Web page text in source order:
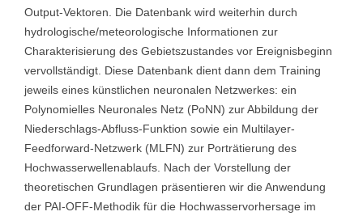
Output-Vektoren. Die Datenbank wird weiterhin durch
hydrologische/meteorologische Informationen zur
Charakterisierung des Gebietszustandes vor Ereignisbeginn
vervollständigt. Diese Datenbank dient dann dem Training
jeweils eines künstlichen neuronalen Netzwerkes: ein
Polynomielles Neuronales Netz (PoNN) zur Abbildung der
Niederschlags-Abfluss-Funktion sowie ein Multilayer-
Feedforward-Netzwerk (MLFN) zur Porträtierung des
Hochwasserwellenablaufs. Nach der Vorstellung der
theoretischen Grundlagen präsentieren wir die Anwendung
der PAI-OFF-Methodik für die Hochwasservorhersage im